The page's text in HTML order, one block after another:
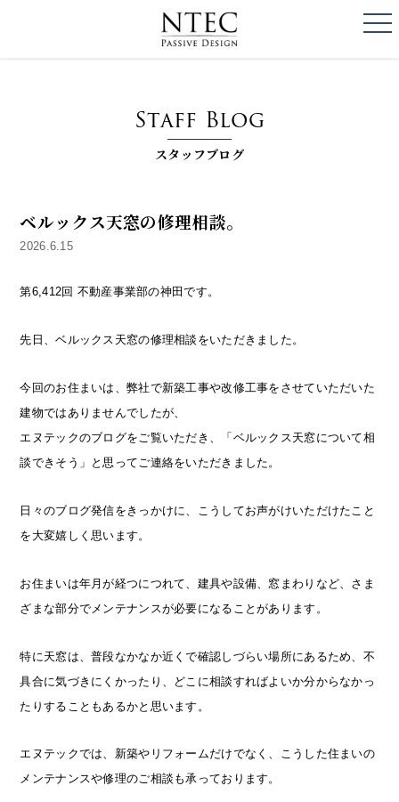
Staff Blog
スタッフブログ
ベルックス天窓の修理相談。
2026.6.15
第6,412回 不動産事業部の神田です。
先日、ベルックス天窓の修理相談をいただきました。
今回のお住まいは、弊社で新築工事や改修工事をさせていただいた
建物ではありませんでしたが、
エヌテックのブログをご覧いただき、「ベルックス天窓について相
談できそう」と思ってご連絡をいただきました。
日々のブログ発信をきっかけに、こうしてお声がけいただけたこと
を大変嬉しく思います。
お住まいは年月が経つにつれて、建具や設備、窓まわりなど、さま
ざまな部分でメンテナンスが必要になることがあります。
特に天窓は、普段なかなか近くで確認しづらい場所にあるため、不
具合に気づきにくかったり、どこに相談すればよいか分からなかっ
たりすることもあるかと思います。
エヌテックでは、新築やリフォームだけでなく、こうした住まいの
メンテナンスや修理のご相談も承っております。